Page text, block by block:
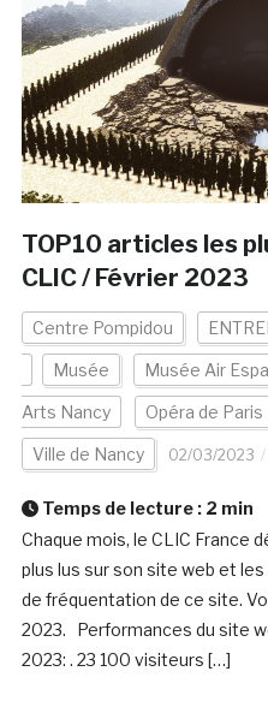
TOP10 articles les
CLIC / Février 2023
Centre Pompidou
Musée Musée Air
Arts Nancy Opéra de Paris
Ville de Nancy 02/03/2023
Temps de lecture : 2 min
Chaque mois, le CLIC France
plus lus sur son site web et
de fréquentation de ce site.
2023. Performances du site
2023: . 23 100 visiteurs […]